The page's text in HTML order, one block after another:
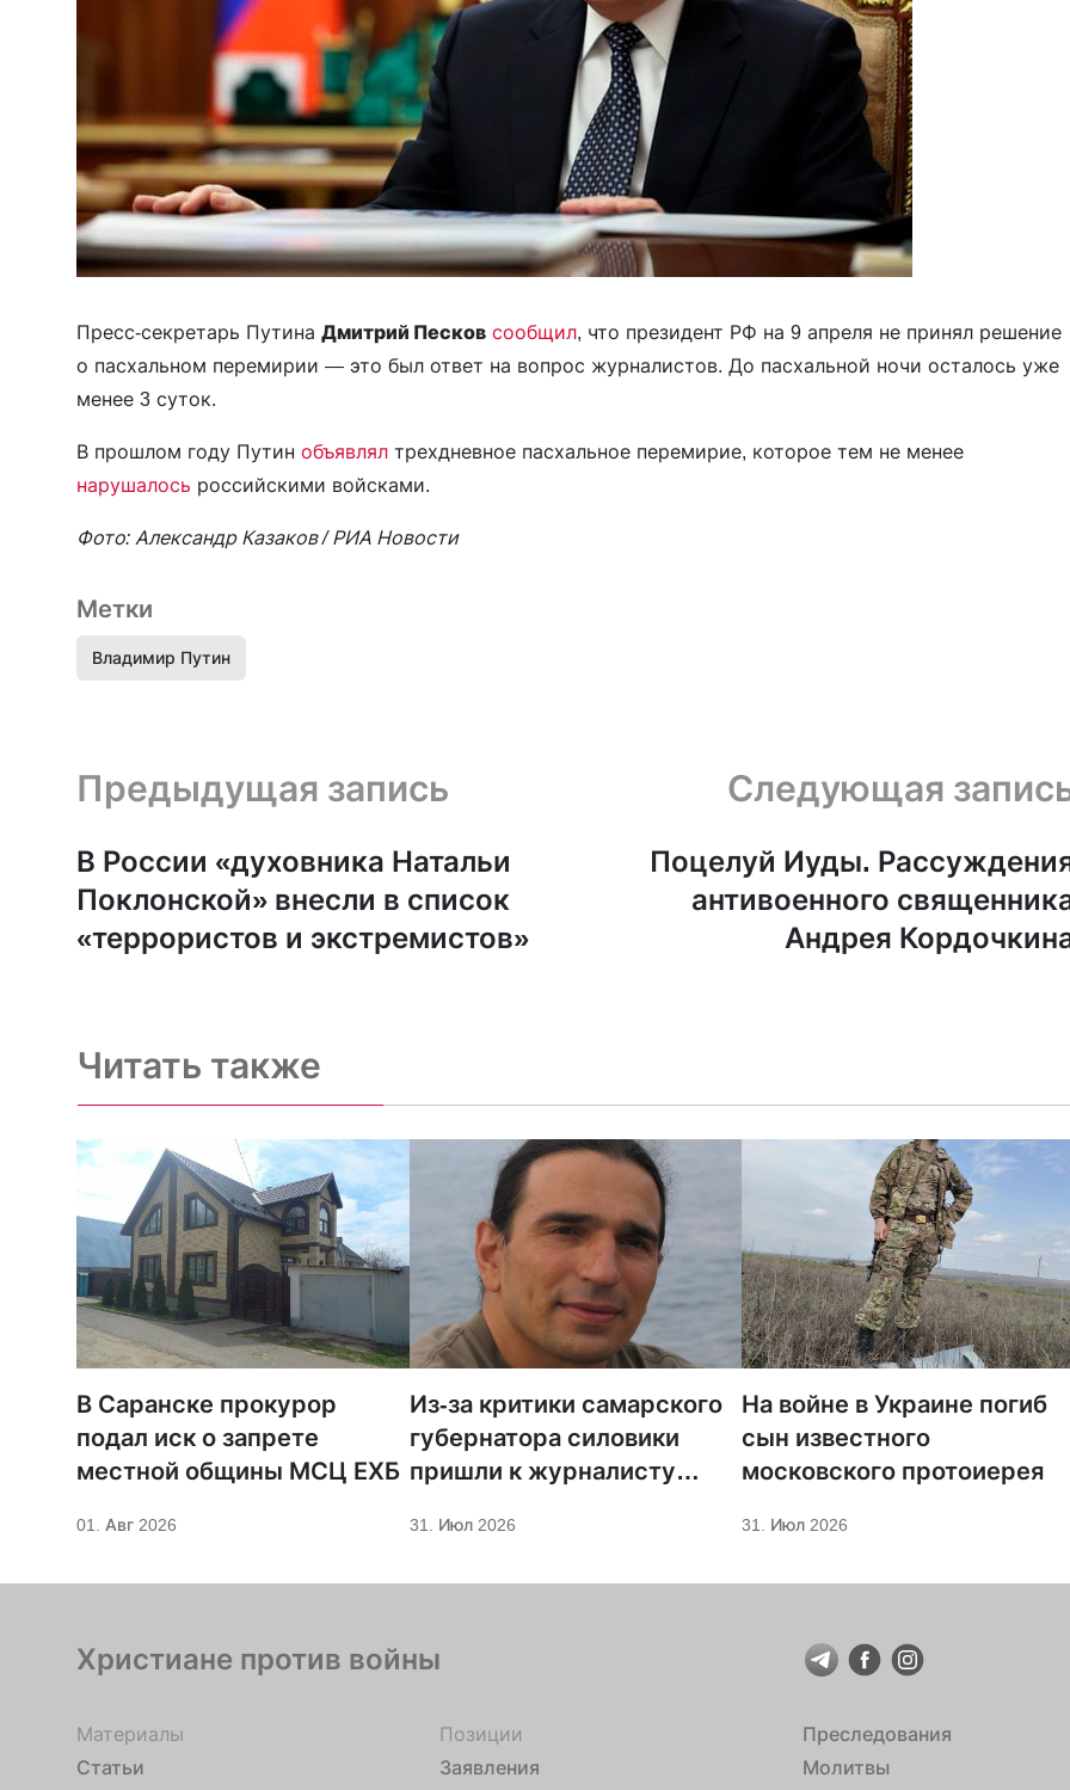
Пресс-секретарь Путина Дмитрий Песков сообщил, что президент РФ на 9 апреля не принял решение
о пасхальном перемирии — это был ответ на вопрос журналистов. До пасхальной ночи осталось уже
менее 3 суток.
В прошлом году Путин объявлял трехдневное пасхальное перемирие, которое тем не менее
нарушалось российскими войсками.
Фото: Александр Казаков / РИА Новости
Метки
Владимир Путин
Предыдущая запись и следующая запись
Предыдущая запись
В России «духовника Натальи
Поклонской» внесли в список
«террористов и экстремистов»
Следующая
Поцелуй Иуды.
антивоенного
Андрея
Читать также
В Саранске прокурор
подал иск о запрете
местной общины МСЦ ЕХБ
01. Авг 2026
Из-за критики самарского
губернатора силовики
пришли к журналисту
31. Июл 2026
На войне в Украине погиб
сын известного
московского протоиерея
31. Июл 2026
Христиане против войны
Материалы
Статьи
Позиции
Заявления
Преследования
Молитвы